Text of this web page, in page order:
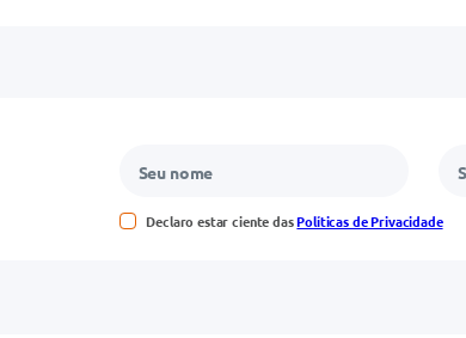
Declaro estar ciente dasPolíticas de Privacidade